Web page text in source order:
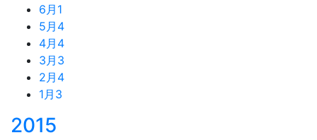
6月 1
5月 4
4月 4
3月 3
2月 4
1月 3
2015